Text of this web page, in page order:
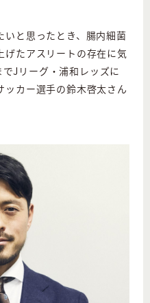
いと思ったとき、腸内細菌
げたアスリートの存在に気
Jリーグ・浦和レッズに
ッカー選手の鈴木啓太さん